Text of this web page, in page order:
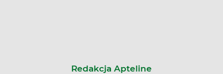
Redakcja Apteline